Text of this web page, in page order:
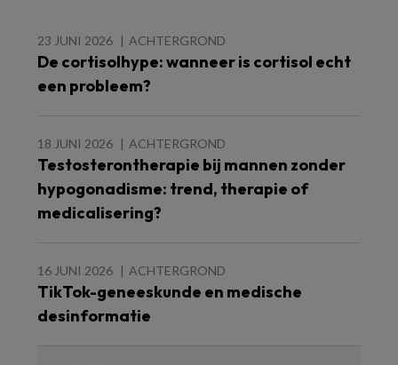
23 JUNI 2026 ACHTERGROND
De cortisolhype: wanneer is cortisol echt
een probleem?
18 JUNI 2026 ACHTERGROND
Testosterontherapie bij mannen zonder
hypogonadisme: trend, therapie of
medicalisering?
16 JUNI 2026 ACHTERGROND
TikTok-geneeskunde en medische
desinformatie